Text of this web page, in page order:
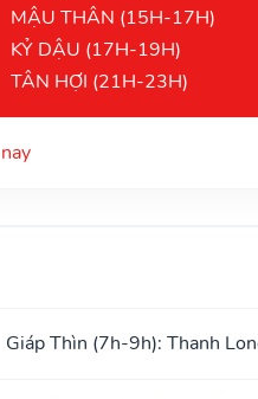
MẬU THÂN (15H-17H)
KỶ DẬU (17H-19H)
TÂN HỢI (21H-23H)
Giáp Thìn (7h-9h): Thanh